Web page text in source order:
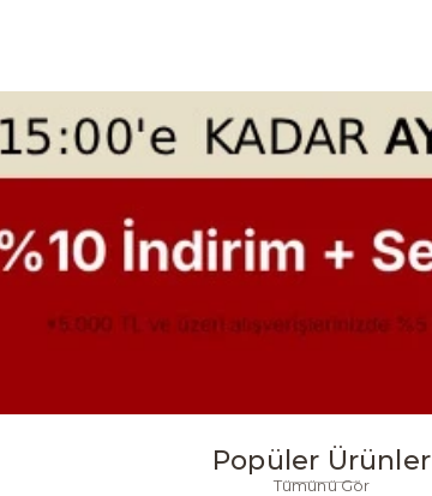
Popüler Ürünler
Tümünü Gör